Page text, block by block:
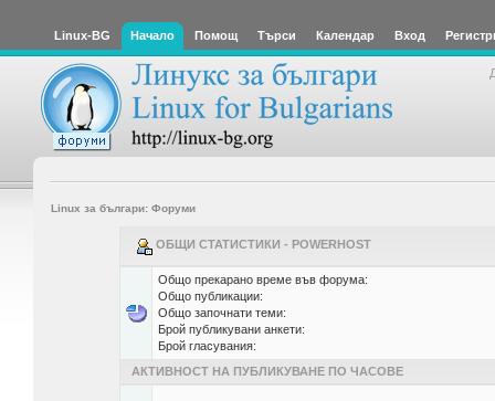
Linux-BG Начало Помощ Търси Календар Вход
Linux за българи: Форуми
ОБЩИ СТАТИСТИКИ - POWERHOST
Общо прекарано време във форума:
Общо публикации:
Общо започнати теми:
Брой публикувани анкети:
Брой гласувания:
АКТИВНОСТ НА ПУБЛИКУВАНЕ ПО ЧАСОВЕ